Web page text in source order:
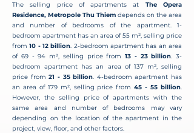
The selling price of apartments at The Opera
Residence, Metropole Thu Thiem depends on the area
and number of bedrooms of the apartment. 1-
bedroom apartment has an area of ​​55 m², selling price
from10 - 12 billion. 2-bedroom apartment has an area
of ​​69 - 94 m², selling price from 13 - 23 billion. 3-
bedroom apartment has an area of ​​137 m², selling
price from21 - 35 billion. 4-bedroom apartment has
an area of ​​179 m², selling price from45 - 55 billion.
However, the selling price of apartments with the
same area and number of bedrooms may vary
depending on the location of the apartment in the
project, view, floor, and other factors.